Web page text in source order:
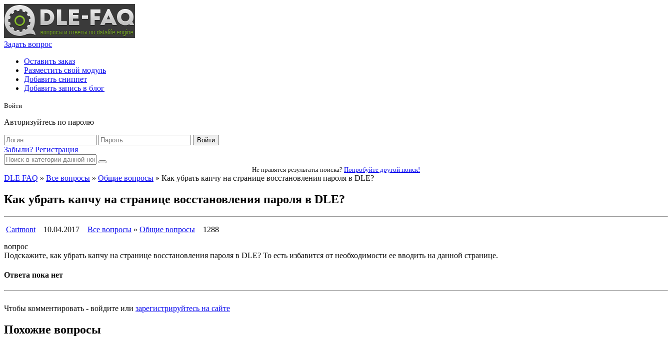
Задать вопрос
Оставить заказ
Разместить свой модуль
Добавить сниппет
Добавить запись в блог
Войти
Авторизуйтесь по паролю
Войти
Забыли? Регистрация
Не нравятся результаты поиска? Попробуйте другой поиск!
DLE FAQ » Все вопросы » Общие вопросы » Как убрать капчу на странице восстановления пароля в DLE?
Как убрать капчу на странице восстановления пароля в DLE?
Cartmont 10.04.2017 Все вопросы » Общие вопросы
1288
вопрос
Подскажите, как убрать капчу на странице восстановления пароля в DLE? То есть избавится от необходимости ее вводить на данной странице.
Ответа пока нет
Чтобы комментировать - войдите или зарегистрируйтесь на сайте
Похожие вопросы